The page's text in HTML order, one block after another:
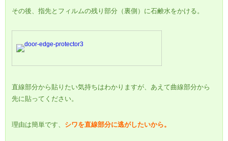
その後、指先とフィルムの残り部分（裏側）に石鹸水をかける。
直線部分から貼りたい気持ちはわかりますが、あえて曲線部分から
先に貼ってください。
理由は簡単です、 シワを直線部分に逃がしたいから。